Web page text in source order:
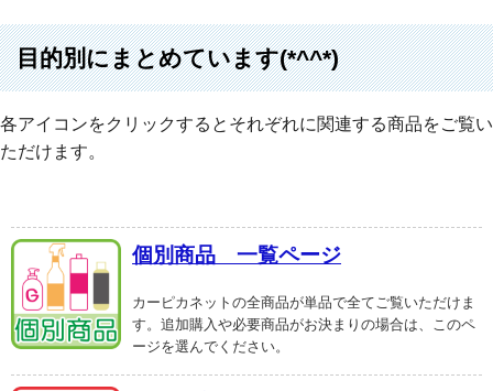
目的別にまとめています(*^^*)
各アイコンをクリックするとそれぞれに関連する商品をご覧い
ただけます。
個別商品 一覧ページ
カーピカネットの全商品が単品で全てご覧いただけま
す。追加購入や必要商品がお決まりの場合は、このペ
ージを選んでください。